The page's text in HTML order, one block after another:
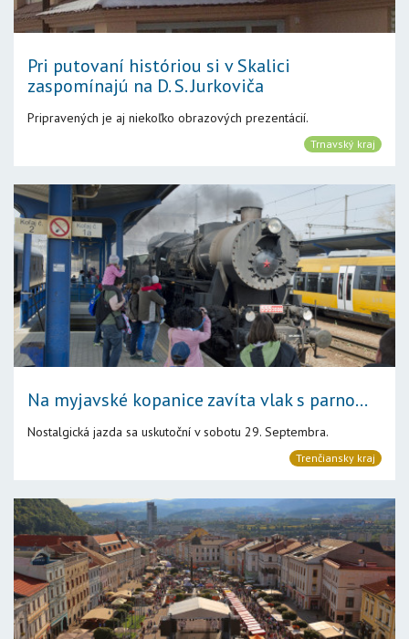
Pri putovaní históriou si v Skalici
zaspomínajú na D. S. Jurkoviča
Pripravených je aj niekoľko obrazových prezentácií.
Trnavský kraj
Na myjavské kopanice zavíta vlak s parno...
Nostalgická jazda sa uskutoční v sobotu 29. Septembra.
Trenčiansky kraj